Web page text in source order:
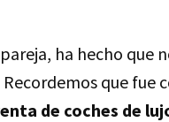
ha hecho que
que fue
de coches de